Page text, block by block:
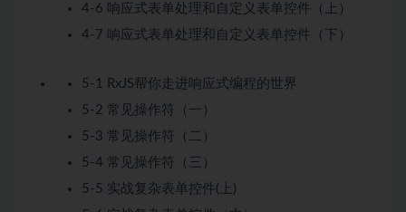
4-6 响应式表单处理和自定义表单控件（上）
4-7 响应式表单处理和自定义表单控件（下）
5-1 RxJS帮你走进响应式编程的世界
5-2 常见操作符（一）
5-3 常见操作符（二）
5-4 常见操作符（三）
5-5 实战复杂表单控件(上)